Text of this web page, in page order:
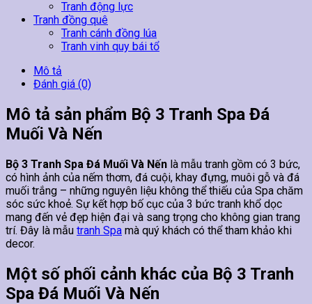
Tranh động lực
Tranh đồng quê
Tranh cánh đồng lúa
Tranh vinh quy bái tổ
Mô tả
Đánh giá (0)
Mô tả sản phẩm Bộ 3 Tranh Spa Đá
Muối Và Nến
Bộ 3 Tranh Spa Đá Muối Và Nến là mẫu tranh gồm có 3 bức,
có hình ảnh của nếm thơm, đá cuội, khay đựng, muôi gỗ và đá
muối trắng – những nguyên liệu không thể thiếu của Spa chăm
sóc sức khoẻ. Sự kết hợp bố cục của 3 bức tranh khổ dọc
mang đến vẻ đẹp hiện đại và sang trọng cho không gian trang
trí. Đây là mẫu tranh Spa mà quý khách có thể tham khảo khi
decor.
Một số phối cảnh khác của Bộ 3 Tranh
Spa Đá Muối Và Nến